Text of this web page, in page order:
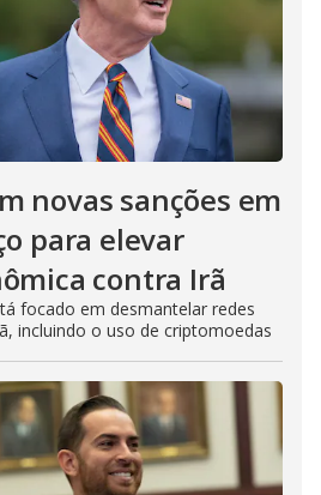
novas sanções em
para elevar
contra Irã
focado em desmantelar redes
incluindo o uso de criptomoedas